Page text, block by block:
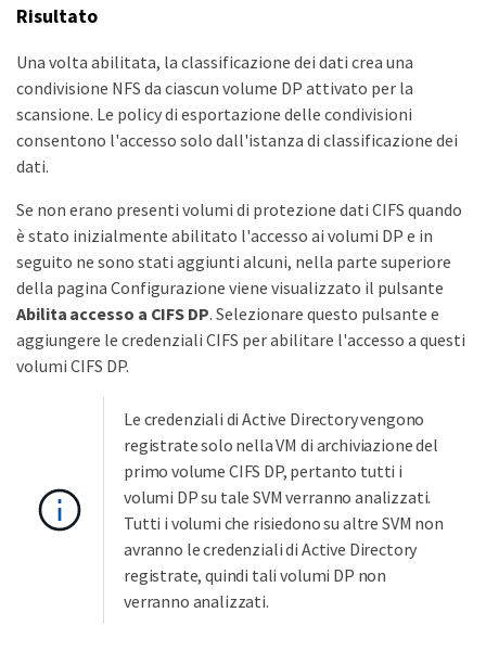
Risultato
Una volta abilitata, la classificazione dei dati crea una
condivisione NFS da ciascun volume DP attivato per la
scansione. Le policy di esportazione delle condivisioni
consentono l'accesso solo dall'istanza di classificazione dei
dati.
Se non erano presenti volumi di protezione dati CIFS quando
è stato inizialmente abilitato l'accesso ai volumi DP e in
seguito ne sono stati aggiunti alcuni, nella parte superiore
della pagina Configurazione viene visualizzato il pulsante
Abilita accesso a CIFS DP. Selezionare questo pulsante e
aggiungere le credenziali CIFS per abilitare l'accesso a questi
volumi CIFS DP.
Le credenziali di Active Directory vengono
registrate solo nella VM di archiviazione del
primo volume CIFS DP, pertanto tutti i
volumi DP su tale SVM verranno analizzati.
Tutti i volumi che risiedono su altre SVM non
avranno le credenziali di Active Directory
registrate, quindi tali volumi DP non
verranno analizzati.